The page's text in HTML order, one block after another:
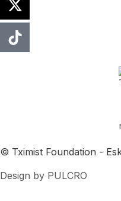
© Tximist Foundation -
Design by PULCRO